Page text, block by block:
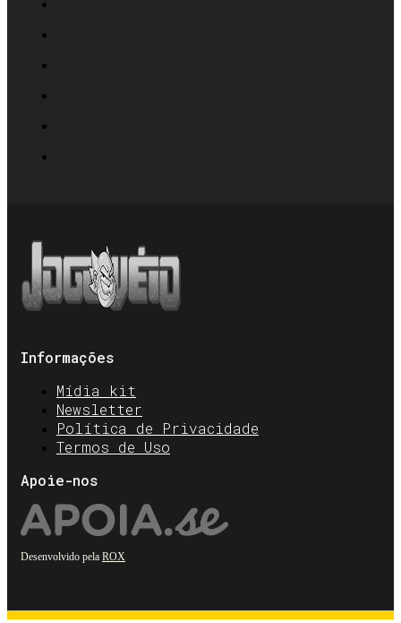
Informações
Mídia kit
Newsletter
Política de Privacidade
Termos de Uso
Apoie-nos
Desenvolvido pela ROX